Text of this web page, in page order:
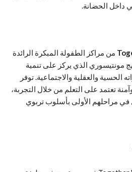
داخل الحضانة.
من مراكز الطفولة المبكرة الرائدة
مونتيسوري الذي يركز على تنمية
الحسية والعقلية والاجتماعية. توفر
تعتمد على التعلم من خلال التجربة،
مراحلهم الأولى بأسلوب تربوي